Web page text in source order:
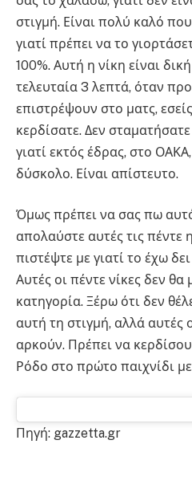
στιγμή. Είναι πολύ καλό
γιατί πρέπει να το
100%. Αυτή η νίκη είναι
τελευταία 3 λεπτά, όταν
επιστρέψουν στο ματς,
κερδίσατε. Δεν
γιατί εκτός έδρας, στο
δύσκολο. Είναι απίστευτο.
Όμως πρέπει να σας πω
απολαύστε αυτές τις πέντε
πιστέψτε με γιατί το έχω
Αυτές οι πέντε νίκες δεν
κατηγορία. Ξέρω ότι δεν
αυτή τη στιγμή, αλλά αυτές
αρκούν. Πρέπει να
Ρόδο στο πρώτο παιχνίδι
Πηγή: gazzetta.gr